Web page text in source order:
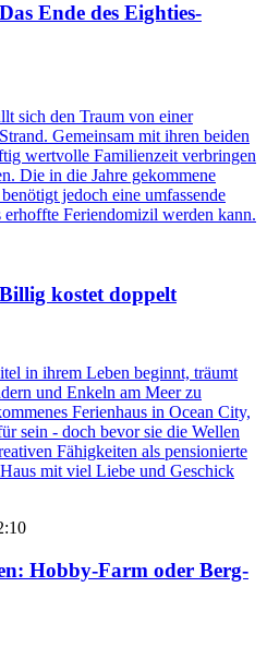
Ende des Eighties-
sich den Traum von einer
Gemeinsam mit ihren beiden
wertvolle Familienzeit verbringen
Die in die Jahre gekommene
jedoch eine umfassende
erhoffte Feriendomizil werden kann.
kostet doppelt
in ihrem Leben beginnt, träumt
und Enkeln am Meer zu
Ferienhaus in Ocean City,
sein - doch bevor sie die Wellen
Fähigkeiten als pensionierte
mit viel Liebe und Geschick
: Hobby-Farm oder Berg-